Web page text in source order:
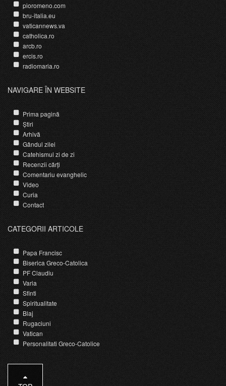
pioromeno.com
bru-italia.eu
vaticannews.va
catholica.ro
arcb.ro
ercis.ro
radiomaria.ro
NAVIGARE ÎN WEBSITE
Prima pagină
Știri
Arhivă
Gândul zilei
Catehismul zi de zi
Recenzii cărți
Comentariu evanghelic
Video
Curia
Contact
CATEGORII ARTICOLE
Papa Francisc
Biserica Greco-Catolica
PF Claudiu
Varia
Sfinti
Spiritualitate
Blaj
Rugaciuni
Vatican
Personalitati Greco-Catolice